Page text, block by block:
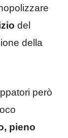
del
della
però
pieno